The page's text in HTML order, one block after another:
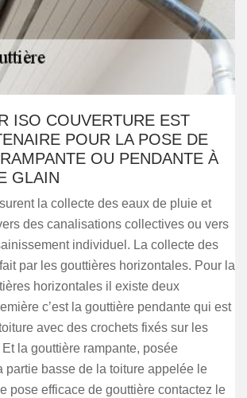
ISO COUVERTURE EST
POUR LA POSE DE
OU PENDANTE À
GLAIN
la collecte des eaux de pluie et
des canalisations collectives ou vers
individuel. La collecte des
par les gouttières horizontales. Pour la
horizontales il existe deux
c’est la gouttière pendante qui est
avec des crochets fixés sur les
la gouttière rampante, posée
partie basse de la toiture appelée le
pose efficace de gouttière contactez le